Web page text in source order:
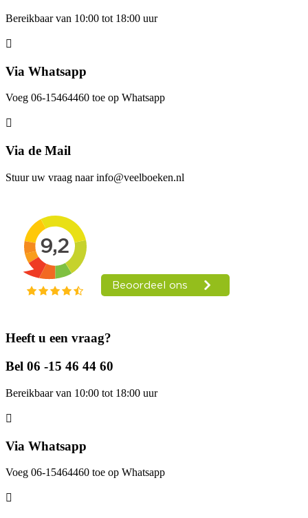
Bereikbaar van 10:00 tot 18:00 uur
Via Whatsapp
Voeg 06-15464460 toe op Whatsapp
Via de Mail
Stuur uw vraag naar info@veelboeken.nl
Heeft u een vraag?
Bel 06 -15 46 44 60
Bereikbaar van 10:00 tot 18:00 uur
Via Whatsapp
Voeg 06-15464460 toe op Whatsapp